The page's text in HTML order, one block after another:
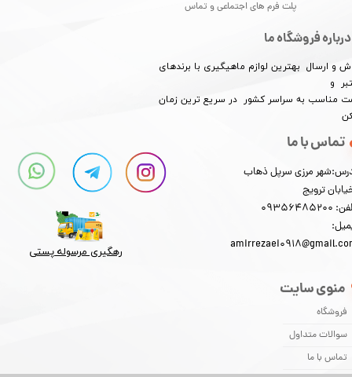
★★★★★
درباره فروشگاه ما
و ارسال بهترین لوازم ماهیگیری با برندهای
و
مناسب به سراسر کشور در سریع ترین زمان
منوی سایت
فروشگاه
سوالات متداول
تماس با ما
تماس با ما
مرزی سرپل ذهاب
ترویج
پلت فرم های اجتماعی و تماس
رهگیری مرسوله پستی​​​​​​​